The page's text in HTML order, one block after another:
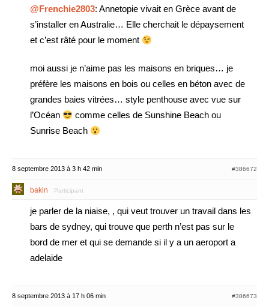
@Frenchie2803: Annetopie vivait en Grèce avant de
s’installer en Australie… Elle cherchait le dépaysement
et c’est râté pour le moment
moi aussi je n’aime pas les maisons en briques… je
préfère les maisons en bois ou celles en béton avec de
grandes baies vitrées… style penthouse avec vue sur
l’Océan
comme celles de Sunshine Beach ou
Sunrise Beach
8 septembre 2013 à 3 h 42 min #386672
bakin Participant
je parler de la niaise, , qui veut trouver un travail dans les
bars de sydney, qui trouve que perth n’est pas sur le
bord de mer et qui se demande si il y a un aeroport a
adelaide
8 septembre 2013 à 17 h 06 min #386673